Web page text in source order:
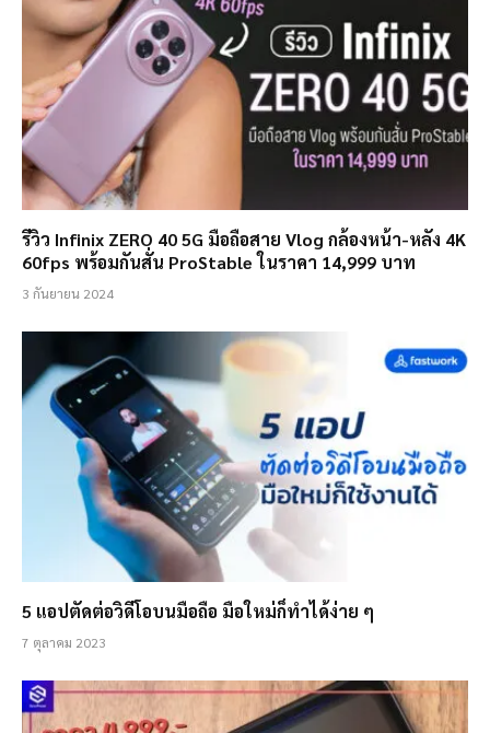
รีวิว Infinix ZERO 40 5G มือถือสาย Vlog กล้องหน้า-หลัง 4K
60fps พร้อมกันสั่น ProStable ในราคา 14,999 บาท
3 กันยายน 2024
5 แอปตัดต่อวิดีโอบนมือถือ มือใหม่ก็ทำได้ง่าย ๆ
7 ตุลาคม 2023